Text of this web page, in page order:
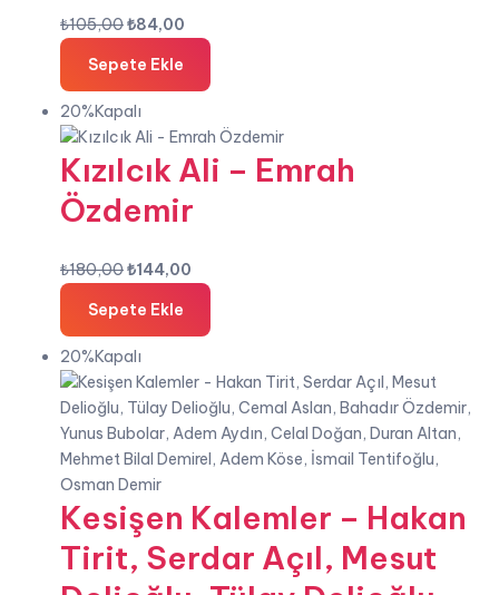
₺105,00Orijinal
₺105,00.
₺84,00
andaki
Sepete Ekle
20%Kapalı
Kızılcık Ali – Emrah
Özdemir
₺180,00Orijinal
₺180,00.
₺144,00
andaki
Sepete Ekle
20%Kapalı
Kesişen Kalemler – Hakan
Tirit, Serdar Açıl, Mesut